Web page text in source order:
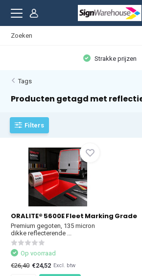
Strakke prijzen
Tags
Producten getagd met
Filters
ORALITE® 5600E Fleet Marking Grade
Premium gegoten, 135 micron
dikke reflecterende ...
Op voorraad
€26,40 €24,52 Excl. btw